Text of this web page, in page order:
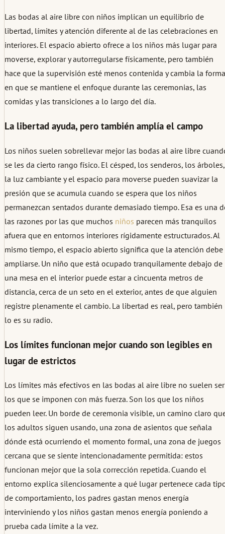
Las bodas al aire libre con niños implican un equilibrio de
libertad, límites y atención diferente al de las celebraciones en
interiores. El espacio abierto ofrece a los niños más lugar para
moverse, explorar y autorregularse físicamente, pero también
hace que la supervisión esté menos contenida y cambia la forma
en que se mantiene el enfoque durante las ceremonias, las
comidas y las transiciones a lo largo del día.
La libertad ayuda, pero también amplía el campo
Los niños suelen sobrellevar mejor las bodas al aire libre
se les da cierto rango físico. El césped, los senderos, los árboles,
la luz cambiante y el espacio para moverse pueden suavizar la
presión que se acumula cuando se espera que los niños
permanezcan sentados durante demasiado tiempo. Esa es una
las razones por las que muchos niños parecen más tranquilos
afuera que en entornos interiores rígidamente estructurados. Al
mismo tiempo, el espacio abierto significa que la atención debe
ampliarse. Un niño que está ocupado tranquilamente debajo de
una mesa en el interior puede estar a cincuenta metros de
distancia, cerca de un seto en el exterior, antes de que alguien
registre plenamente el cambio. La libertad es real, pero también
lo es su radio.
Los límites funcionan mejor cuando son legibles en
lugar de estrictos
Los límites más efectivos en las bodas al aire libre no suelen ser
los que se imponen con más fuerza. Son los que los niños
pueden leer. Un borde de ceremonia visible, un camino claro
los adultos siguen usando, una zona de asientos que señala
dónde está ocurriendo el momento formal, una zona de juegos
cercana que se siente intencionadamente permitida: estos
funcionan mejor que la sola corrección repetida. Cuando el
entorno explica silenciosamente a qué lugar pertenece cada
de comportamiento, los padres gastan menos energía
interviniendo y los niños gastan menos energía poniendo a
prueba cada límite a la vez.